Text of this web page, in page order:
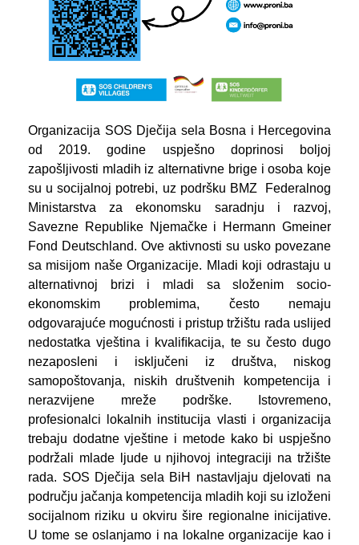
Organizacija SOS Dječija sela Bosna i Hercegovina
od 2019. godine uspješno doprinosi boljoj
zapošljivosti mladih iz alternativne brige i osoba koje
su u socijalnoj potrebi, uz podršku BMZ ­ Federalnog
Ministarstva za ekonomsku saradnju i razvoj,
Savezne Republike Njemačke i Hermann Gmeiner
Fond Deutschland. Ove aktivnosti su usko povezane
sa misijom naše Organizacije. Mladi koji odrastaju u
alternativnoj brizi i mladi sa složenim socio­
ekonomskim problemima, često nemaju
odgovarajuće mogućnosti i pristup tržištu rada uslijed
nedostatka vještina i kvaliﬁkacija, te su često dugo
nezaposleni i isključeni iz društva, niskog
samopoštovanja, niskih društvenih kompetencija i
nerazvijene mreže podrške. Istovremeno,
profesionalci lokalnih institucija vlasti i organizacija
trebaju dodatne vještine i metode kako bi uspješno
podržali mlade ljude u njihovoj integraciji na tržište
rada. SOS Dječija sela BiH nastavljaju djelovati na
području jačanja kompetencija mladih koji su izloženi
socijalnom riziku u okviru šire regionalne inicijative.
U tome se oslanjamo i na lokalne organizacije kao i